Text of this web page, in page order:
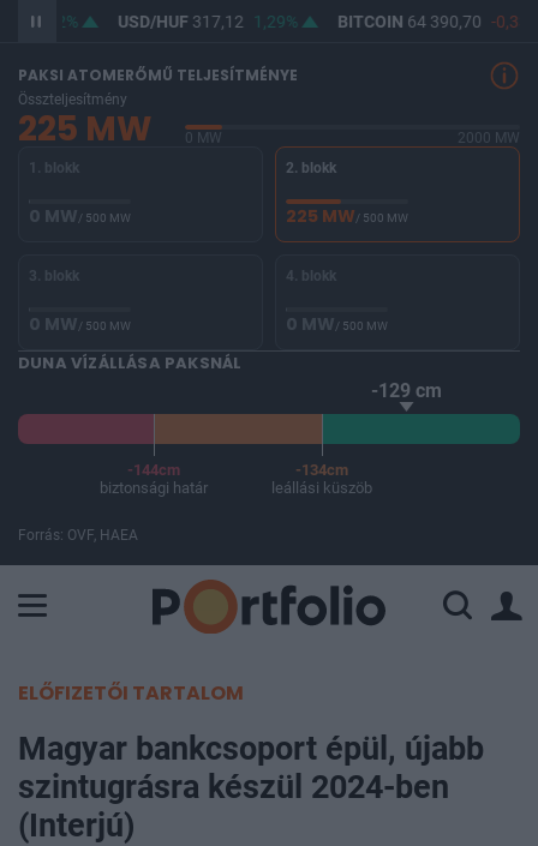
1,02% USD/HUF317,12 1,29% BITCOIN 64 390,70 -0,33%
PAKSI ATOMERŐMŰ TELJESÍTMÉNYE
Összteljesítmény
225 MW 0 MW
2000 MW
1. blokk
0 MW/ 500 MW
2. blokk
225 MW/ 500 MW
3. blokk
0 MW/ 500 MW
4. blokk
0 MW/ 500 MW
DUNA VÍZÁLLÁSA PAKSNÁL
-129 cm
-144cm
biztonsági határ
-134cm
leállási küszöb
Forrás: OVF, HAEA
ELŐFIZETŐI TARTALOM
Magyar bankcsoport épül, újabb
szintugrásra készül 2024-ben
(Interjú)